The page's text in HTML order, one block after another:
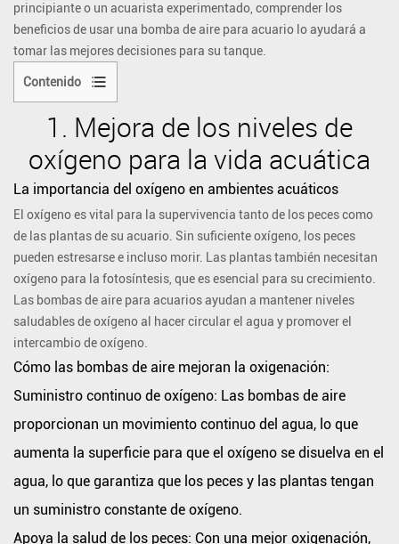
principiante o un acuarista experimentado, comprender los
beneficios de usar una bomba de aire para acuario lo ayudará a
tomar las mejores decisiones para su tanque.
Contenido
1.
de
niveles
de
oxígeno
para
la
vida
acuática
La
importancia
del
ambientes
acuáticos
Cómo
1. Mejora de los niveles de
oxígeno para la vida acuática
La importancia del oxígeno en ambientes acuáticos
El oxígeno es vital para la supervivencia tanto de los peces como
de las plantas de su acuario. Sin suficiente oxígeno, los peces
pueden estresarse e incluso morir. Las plantas también necesitan
oxígeno para la fotosíntesis, que es esencial para su crecimiento.
Las bombas de aire para acuarios ayudan a mantener niveles
saludables de oxígeno al hacer circular el agua y promover el
intercambio de oxígeno.
Cómo las bombas de aire mejoran la oxigenación:
Suministro continuo de oxígeno: Las bombas de aire
proporcionan un movimiento continuo del agua, lo que
aumenta la superficie para que el oxígeno se disuelva en el
agua, lo que garantiza que los peces y las plantas tengan
un suministro constante de oxígeno.
Apoya la salud de los peces: Con una mejor oxigenación,